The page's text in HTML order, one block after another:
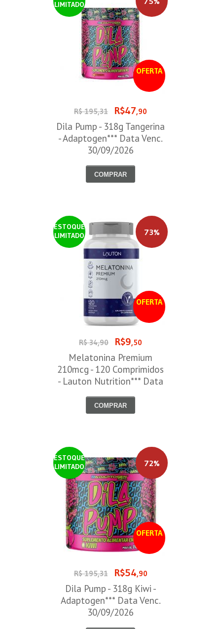
LIMITADO
OFERTA
R$ 195,31 R$47,90
Dila Pump - 318g Tangerina
- Adaptogen*** Data Venc.
30/09/2026
COMPRAR
ESTOQUE
LIMITADO
OFERTA
73%
R$ 34,90 R$9,50
Melatonina Premium
210mcg - 120 Comprimidos
- Lauton Nutrition*** Data
COMPRAR
ESTOQUE
LIMITADO
OFERTA
72%
R$ 195,31 R$54,90
Dila Pump - 318g Kiwi -
Adaptogen*** Data Venc.
30/09/2026